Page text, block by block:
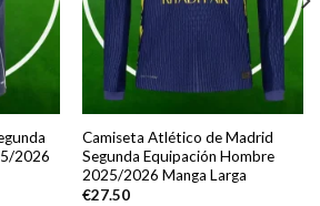
2026
Camiseta Atlético de Madrid
Segunda Equipación Hombre
2025/2026 Manga Larga
€27.50